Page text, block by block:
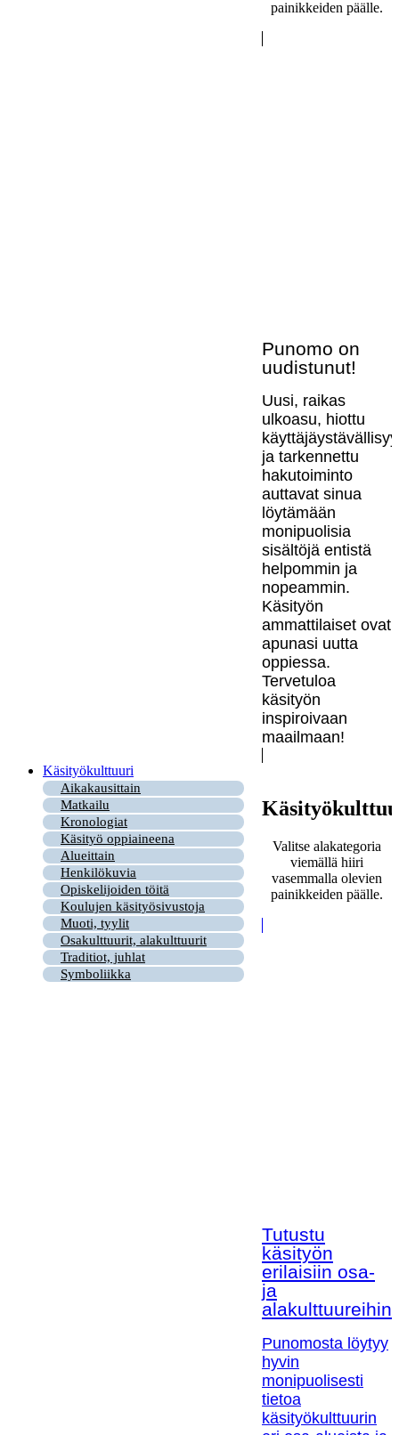
painikkeiden päälle.
Punomo on
uudistunut!
Uusi, raikas
ulkoasu, hiottu
ja tarkennettu
hakutoiminto
auttavat sinua
löytämään
monipuolisia
sisältöjä entistä
helpommin ja
nopeammin.
Käsityön
ammattilaiset ovat
apunasi uutta
oppiessa.
Tervetuloa
käsityön
inspiroivaan
maailmaan!
Käsityökulttuuri
Aikakausittain
Matkailu
Kronologiat
Käsityö oppiaineena
Alueittain
Henkilökuvia
Opiskelijoiden töitä
Koulujen käsityösivustoja
Muoti, tyylit
Osakulttuurit, alakulttuurit
Traditiot, juhlat
Symboliikka
Valitse alakategoria
viemällä hiiri
vasemmalla olevien
painikkeiden päälle.
Tutustu
käsityön
erilaisiin osa-
ja
alakulttuureihin!
Punomosta löytyy
hyvin
monipuolisesti
tietoa
käsityökulttuurin